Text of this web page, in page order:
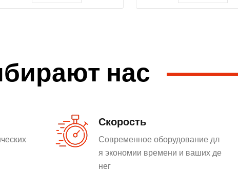
нас
Скорость
Современное оборудование дл
я экономии времени и ваших де
нег